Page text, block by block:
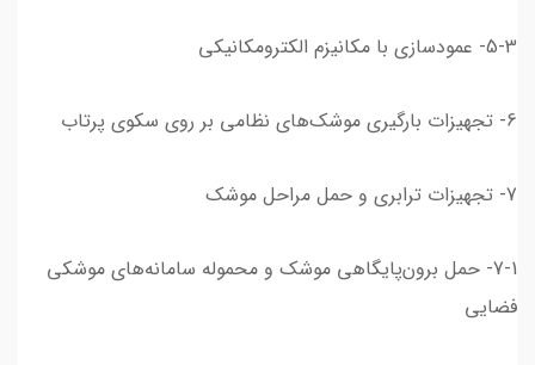
5-3- عمودسازی با مکانیزم الکترومکانیکی
6- تجهیزات بارگیری موشک‌های نظامی بر روی سکوی پرتاب
7- تجهیزات ترابری و حمل مراحل موشک
7-1- حمل برون‌پایگاهی موشک و محموله سامانه‌های موشکی
فضایی